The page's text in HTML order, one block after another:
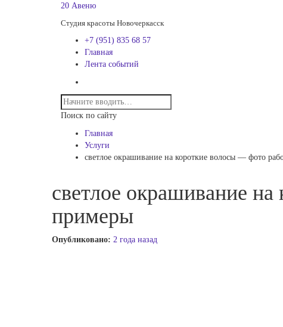
20 Авеню
Студия красоты Новочеркасск
+7 (951) 835 68 57
Главная
Лента событий
Поиск по сайту
Главная
Услуги
светлое окрашивание на короткие волосы — фото
светлое окрашивание
примеры
Опубликовано: 2 года назад